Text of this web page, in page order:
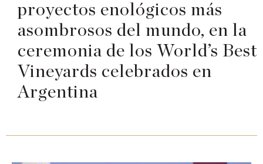
proyectos enológicos más
asombrosos del mundo, en la
ceremonia de los World’s Best
Vineyards celebrados en
Argentina